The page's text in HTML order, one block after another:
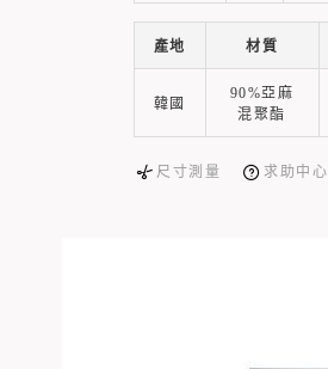
產地 材質
韓國
90%亞麻
混聚酯
尺寸測量 求助中心